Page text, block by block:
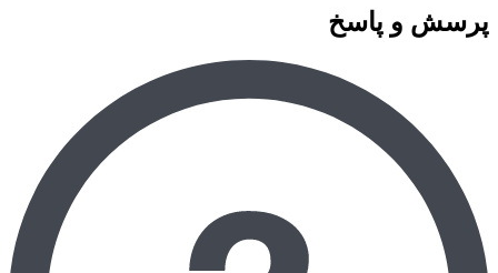
پرسش و پاسخ